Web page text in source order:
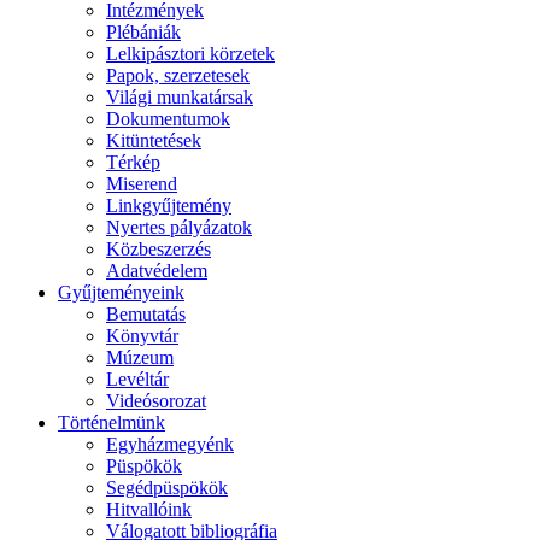
Intézmények
Plébániák
Lelkipásztori körzetek
Papok, szerzetesek
Világi munkatársak
Dokumentumok
Kitüntetések
Térkép
Miserend
Linkgyűjtemény
Nyertes pályázatok
Közbeszerzés
Adatvédelem
Gyűjteményeink
Bemutatás
Könyvtár
Múzeum
Levéltár
Videósorozat
Történelmünk
Egyházmegyénk
Püspökök
Segédpüspökök
Hitvallóink
Válogatott bibliográfia